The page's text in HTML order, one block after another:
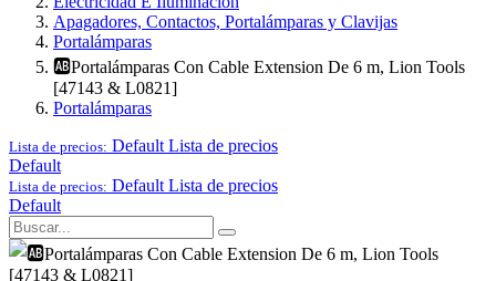
Apagadores, Contactos, Portalámparas y Clavijas
Portalámparas
🆎Portalámparas Con Cable Extension De 6 m, Lion Tools
[47143 & L0821]
Portalámparas
Lista de precios: Default Lista de precios
Default
Lista de precios: Default Lista de precios
Default